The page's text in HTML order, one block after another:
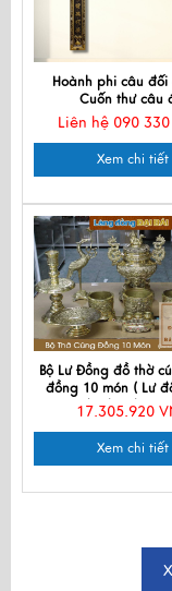
Hoành phi câu
Cuốn thư câu
Liên hệ 090
Xem chi tiết
Bộ Lư Đồng đồ thờ
đồng 10 món ( Lư
45cm ) 3 bát hương
17.305.920
Xem chi tiết